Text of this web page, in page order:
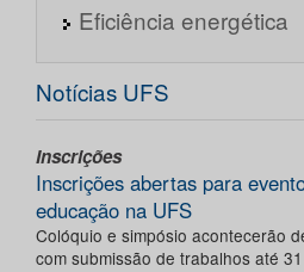
Eficiência energética
Notícias UFS
Inscrições
Inscrições abertas para
educação na UFS
Colóquio e simpósio acontecerão
com submissão de trabalhos até